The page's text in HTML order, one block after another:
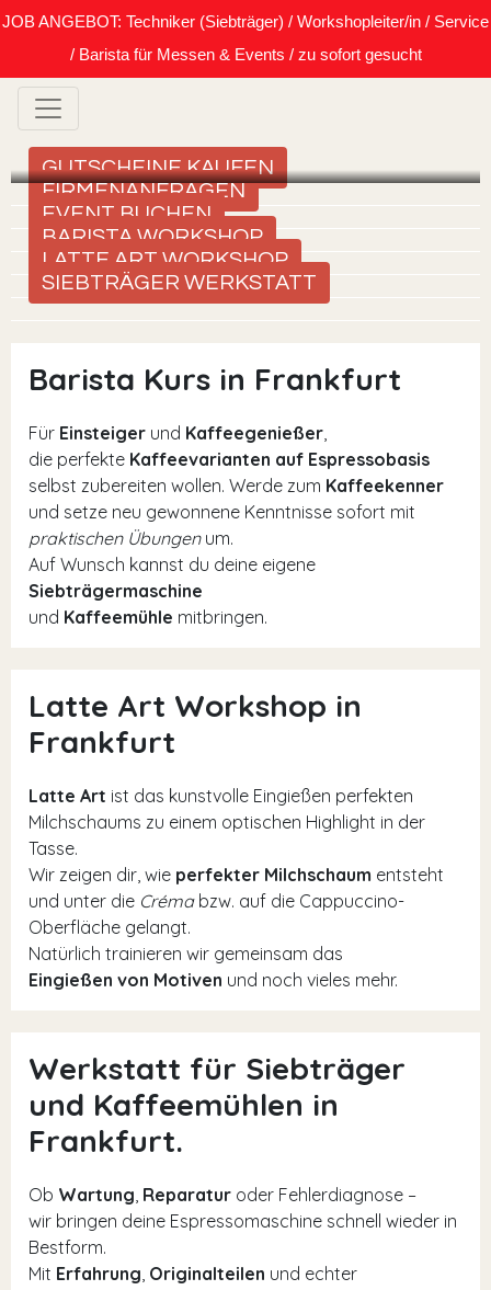
JOB ANGEBOT: Techniker (Siebträger) / Workshopleiter/in / Service
/ Barista für Messen & Events / zu sofort gesucht
GUTSCHEINE KAUFEN
FIRMENANFRAGEN
EVENT BUCHEN
BARISTA WORKSHOP
LATTE ART WORKSHOP
SIEBTRÄGER WERKSTATT
Barista Kurs in Frankfurt
Für Einsteiger und Kaffeegenießer,
die perfekte Kaffeevarianten auf Espressobasis
selbst zubereiten wollen. Werde zum Kaffeekenner
und setze neu gewonnene Kenntnisse sofort mit
praktischen Übungenum.
Auf Wunsch kannst du deine eigene
Siebträgermaschine
und Kaffeemühle mitbringen.
Latte Art Workshop in
Frankfurt
Latte Art ist das kunstvolle Eingießen perfekten
Milchschaums zu einem optischen Highlight in der
Tasse.
Wir zeigen dir, wie perfekter Milchschaum entsteht
und unter die Crémabzw. auf die Cappuccino-
Oberfläche gelangt.
Natürlich trainieren wir gemeinsam das
Eingießen von Motiven und noch vieles mehr.
Werkstatt für Siebträger
und Kaffeemühlen in
Frankfurt.
Ob Wartung, Reparatur oder Fehlerdiagnose –
wir bringen deine Espressomaschine schnell wieder in
Bestform.
Mit Erfahrung, Originalteilen und echter